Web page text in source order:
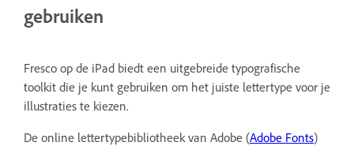
gebruiken
Fresco op de iPad biedt een uitgebreide typografische
toolkit die je kunt gebruiken om het juiste lettertype voor je
illustraties te kiezen.
De online lettertypebibliotheek van Adobe (Adobe Fonts)